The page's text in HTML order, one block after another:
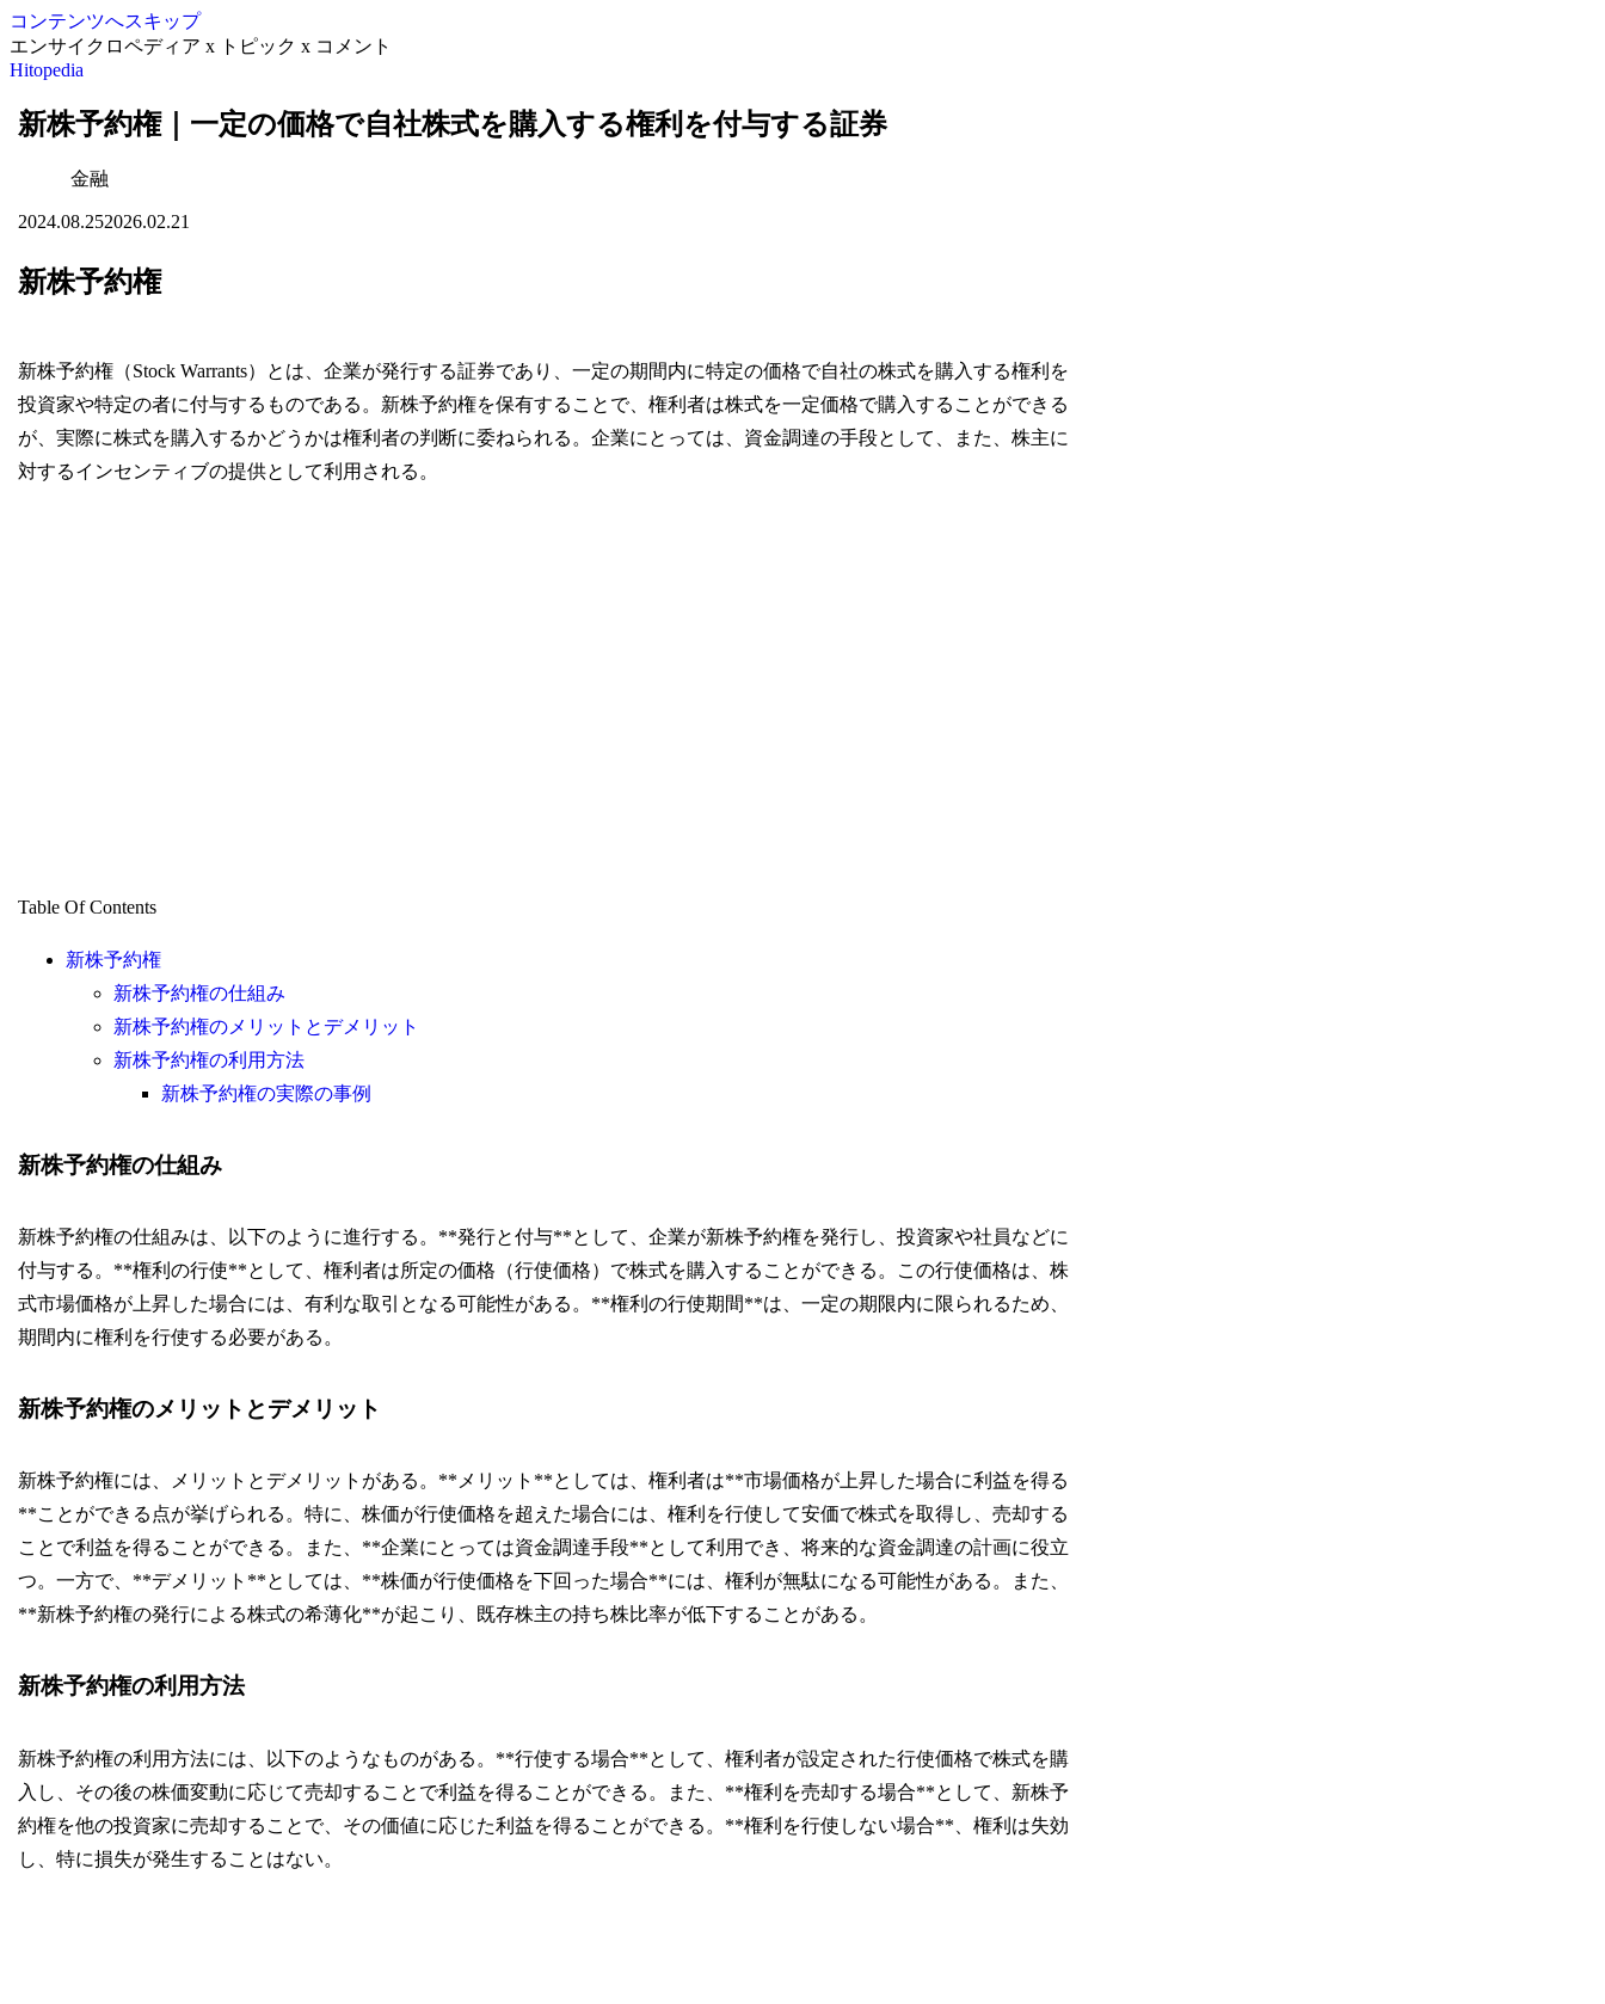
コンテンツへスキップ
エンサイクロペディア x トピック x コメント
Hitopedia
新株予約権｜一定の価格で自社株式を購入する権利を付与する証券
金融
2024.08.252026.02.21
新株予約権
新株予約権（Stock Warrants）とは、企業が発行する証券であり、一定の期間内に特定の価格で自社の株式を購入する権利を
投資家や特定の者に付与するものである。新株予約権を保有することで、権利者は株式を一定価格で購入することができる
が、実際に株式を購入するかどうかは権利者の判断に委ねられる。企業にとっては、資金調達の手段として、また、株主に
対するインセンティブの提供として利用される。
Table Of Contents
新株予約権
新株予約権の仕組み
新株予約権のメリットとデメリット
新株予約権の利用方法
新株予約権の実際の事例
新株予約権の仕組み
新株予約権の仕組みは、以下のように進行する。**発行と付与**として、企業が新株予約権を発行し、投資家や社員などに
付与する。**権利の行使**として、権利者は所定の価格（行使価格）で株式を購入することができる。この行使価格は、株
式市場価格が上昇した場合には、有利な取引となる可能性がある。**権利の行使期間**は、一定の期限内に限られるため、
期間内に権利を行使する必要がある。
新株予約権のメリットとデメリット
新株予約権には、メリットとデメリットがある。**メリット**としては、権利者は**市場価格が上昇した場合に利益を得る
**ことができる点が挙げられる。特に、株価が行使価格を超えた場合には、権利を行使して安価で株式を取得し、売却する
ことで利益を得ることができる。また、**企業にとっては資金調達手段**として利用でき、将来的な資金調達の計画に役立
つ。一方で、**デメリット**としては、**株価が行使価格を下回った場合**には、権利が無駄になる可能性がある。また、
**新株予約権の発行による株式の希薄化**が起こり、既存株主の持ち株比率が低下することがある。
新株予約権の利用方法
新株予約権の利用方法には、以下のようなものがある。**行使する場合**として、権利者が設定された行使価格で株式を購
入し、その後の株価変動に応じて売却することで利益を得ることができる。また、**権利を売却する場合**として、新株予
約権を他の投資家に売却することで、その価値に応じた利益を得ることができる。**権利を行使しない場合**、権利は失効
し、特に損失が発生することはない。